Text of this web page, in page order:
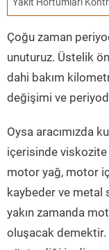
Çoğu zaman
unuturuz. Üstelik
dahi bakım
değişimi ve
Oysa aracımızda
içerisinde
motor yağ, motor
kaybeder ve metal
yakın zamanda
oluşacak demektir.